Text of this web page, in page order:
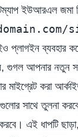
ইউআরএল
প্লাগইন ব্যবহার
গুগল আপনার নতুন
মাইগ্রেট করা
সাথে তুলনা
এই ধাপটি